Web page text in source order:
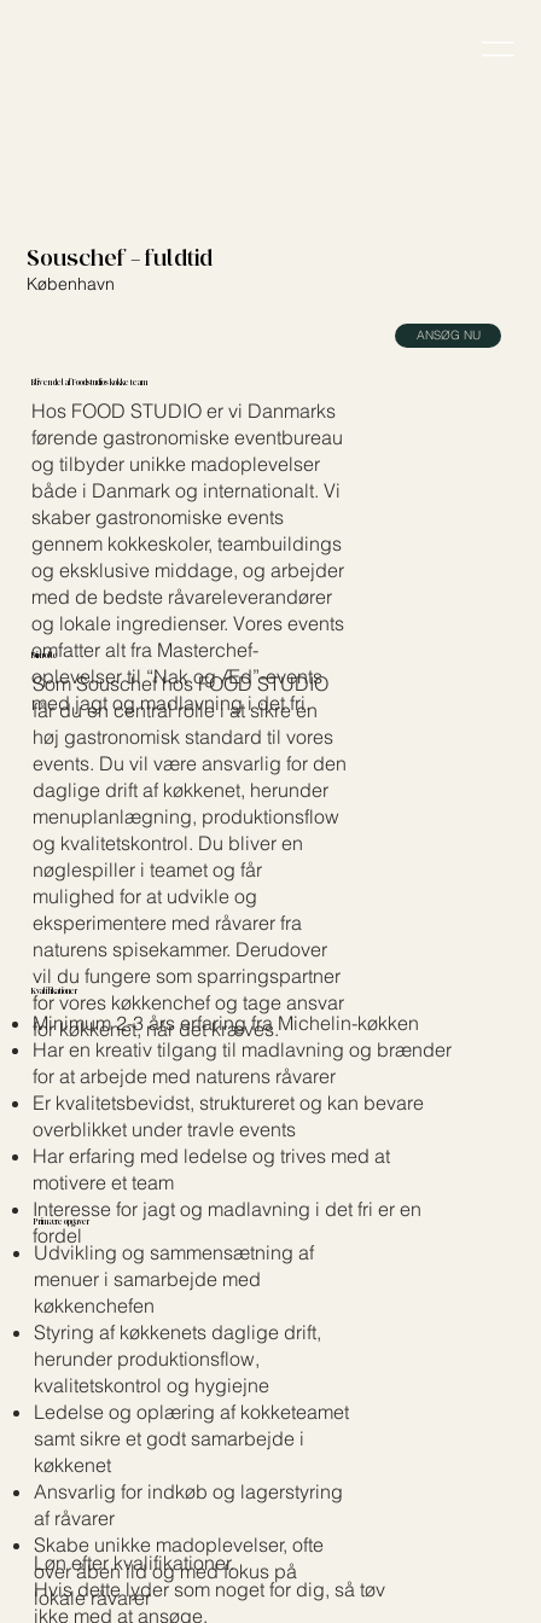
Souschef - fuldtid
København
Bliv en del af Foodstudios kokke team
Hos FOOD STUDIO er vi Danmarks
førende gastronomiske eventbureau
og tilbyder unikke madoplevelser
både i Danmark og internationalt. Vi
skaber gastronomiske events
gennem kokkeskoler, teambuildings
og eksklusive middage, og arbejder
med de bedste råvareleverandører
og lokale ingredienser. Vores events
omfatter alt fra Masterchef-
oplevelser til “Nak og Æd”-events
med jagt og madlavning i det fri.
Din rolle
Som Souschef hos FOOD STUDIO
får du en central rolle i at sikre en
høj gastronomisk standard til vores
events. Du vil være ansvarlig for den
daglige drift af køkkenet, herunder
menuplanlægning, produktionsflow
og kvalitetskontrol. Du bliver en
nøglespiller i teamet og får
mulighed for at udvikle og
eksperimentere med råvarer fra
naturens spisekammer. Derudover
vil du fungere som sparringspartner
for vores køkkenchef og tage ansvar
for køkkenet, når det kræves.
Udvikling og sammensætning af
menuer i samarbejde med
køkkenchefen
Styring af køkkenets daglige drift,
herunder produktionsflow,
kvalitetskontrol og hygiejne
Ledelse og oplæring af kokketeamet
samt sikre et godt samarbejde i
køkkenet
Ansvarlig for indkøb og lagerstyring
af råvarer
Skabe unikke madoplevelser, ofte
over åben ild og med fokus på
lokale råvarer
Primære opgaver
Kvalifikationer
Minimum 2-3 års erfaring fra Michelin-køkken
Har en kreativ tilgang til madlavning og brænder
for at arbejde med naturens råvarer
Er kvalitetsbevidst, struktureret og kan bevare
overblikket under travle events
Har erfaring med ledelse og trives med at
motivere et team
Interesse for jagt og madlavning i det fri er en
fordel
Løn efter kvalifikationer.
Hvis dette lyder som noget for dig, så tøv
ikke med at ansøge.
ANSØG NU